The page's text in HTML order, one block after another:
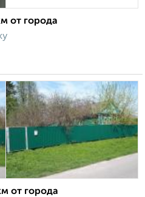
от города
от города